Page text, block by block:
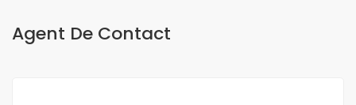
Agent De Contact